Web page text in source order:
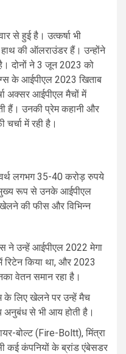
से हुई है। उत्कर्षा भी
की ऑलराउंडर हैं। उन्होंने
दोनों ने 3 जून 2023 को
के आईपीएल 2023 खिताब
अक्सर आईपीएल मैचों में
हैं। उनकी प्रेम कहानी और
चर्चा में रही है।
लगभग 35-40 करोड़ रुपये
रूप से उनके आईपीएल
की फीस और विभिन्न
ने उन्हें आईपीएल 2022 मेगा
किया था, और 2023
वेतन समान रहा है।
के लिए खेलने पर उन्हें मैच
से भी आय होती है।
बोल्ट (Fire-Boltt), मिंत्रा
कई कंपनियों के ब्रांड एंबेसडर